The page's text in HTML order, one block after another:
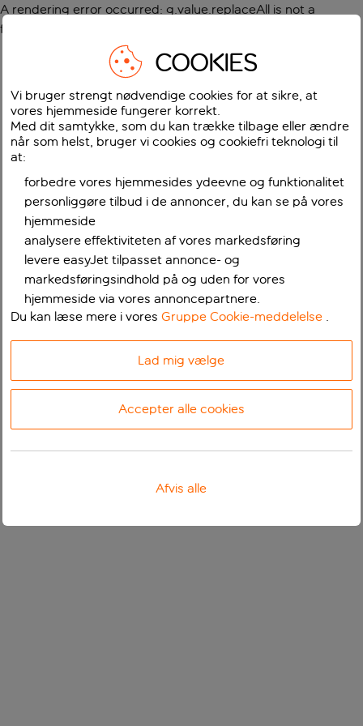
A rendering error occurred: g.value.replaceAll is not a
function
COOKIES
Vi bruger strengt nødvendige cookies for at sikre, at
vores hjemmeside fungerer korrekt.
Med dit samtykke, som du kan trække tilbage eller ændre
når som helst, bruger vi cookies og cookiefri teknologi til
at:
forbedre vores hjemmesides ydeevne og funktionalitet
personliggøre tilbud i de annoncer, du kan se på vores
hjemmeside
analysere effektiviteten af vores markedsføring
levere easyJet tilpasset annonce- og
markedsføringsindhold på og uden for vores
hjemmeside via vores annoncepartnere.
Du kan læse mere i voresGruppe Cookie-meddelelse .
Lad mig vælge
Accepter alle cookies
Afvis alle